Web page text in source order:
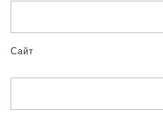
Сайт